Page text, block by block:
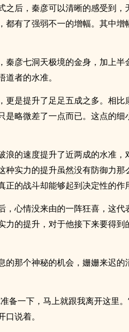
之后，秦彦可以清晰的感受到，
有了强弱不一的增幅。其中增
秦彦七洞天极境的金身，加上半
者的水准。
更是提升了足足五成之多。相比
是略微差了一点而已。这点的细
浪的速度提升了近两成的水准，
种实力的提升虽然没有防御力那
的战斗却能够起到决定性的作
，心情没来由的一阵狂喜，这代
力的提升，对于他接下来要得到
的那个神秘的机会，姗姗来迟的
备一下，马上就跟我离开这里
说着。